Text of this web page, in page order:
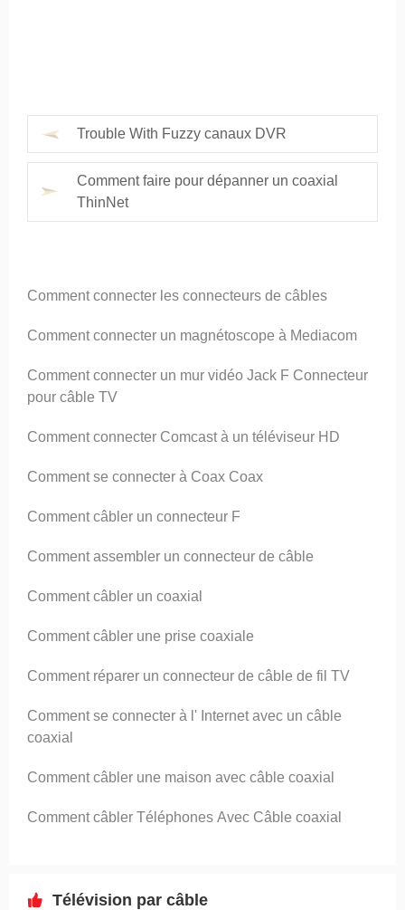
Trouble With Fuzzy canaux DVR
Comment faire pour dépanner un coaxial
ThinNet
Comment connecter les connecteurs de câbles
Comment connecter un magnétoscope à Mediacom
Comment connecter un mur vidéo Jack F Connecteur
pour câble TV
Comment connecter Comcast à un téléviseur HD
Comment se connecter à Coax Coax
Comment câbler un connecteur F
Comment assembler un connecteur de câble
Comment câbler un coaxial
Comment câbler une prise coaxiale
Comment réparer un connecteur de câble de fil TV
Comment se connecter à l' Internet avec un câble
coaxial
Comment câbler une maison avec câble coaxial
Comment câbler Téléphones Avec Câble coaxial
Télévision par câble